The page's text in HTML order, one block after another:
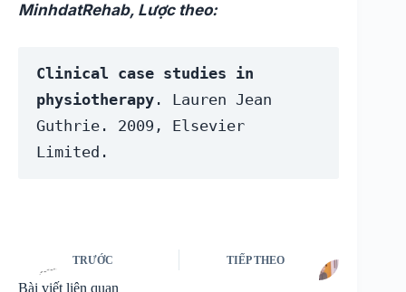
MinhdatRehab, Lược theo:
Clinical case studies in
physiotherapy . Lauren Jean
Guthrie. 2009, Elsevier
Limited.
TRƯỚC TIẾP THEO
Bài viết liên quan